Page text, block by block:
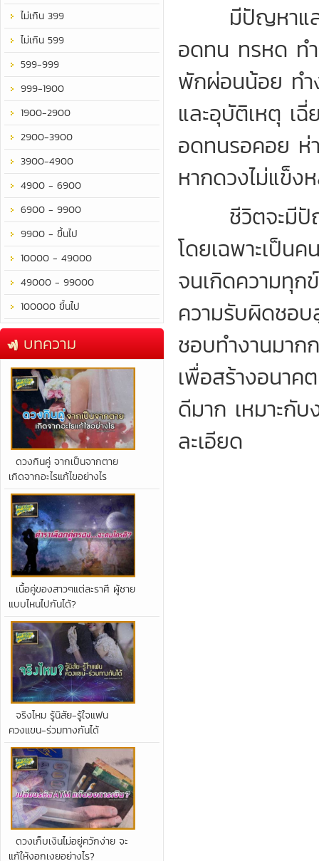
ไม่เกิน 399
ไม่เกิน 599
599-999
999-1900
1900-2900
2900-3900
3900-4900
4900 - 6900
6900 - 9900
9900 - ขึ้นไป
10000 - 49000
49000 - 99000
100000 ขึ้นไป
บทความ
​ดวงกินคู่ จากเป็นจากตาย
เกิดจากอะไรแก้ไขอย่างไร
เนื้อคู่ของสาวๆแต่ละราศี ผู้ชาย
แบบไหนไปกันได้?
จริงไหม รู้นิสัย-รู้ใจแฟน
ควงแขน-ร่วมทางกันได้
ดวงเก็บเงินไม่อยู่ควักง่าย จะ
แก้ให้งอกเงยอย่างไร?
มีปัญหาและ
อดทน ทรหด ท
พักผ่อนน้อย ทำ
และอุบัติเหตุ เ
อดทนรอคอย ห่
หากดวงไม่แข็ง
ชีวิตจะมีปัญห
โดยเฉพาะเป็น
จนเกิดความทุ
ความรับผิดชอบ
ชอบทำงานมา
เพื่อสร้างอนาค
ดีมาก เหมาะกั
ละเอียด